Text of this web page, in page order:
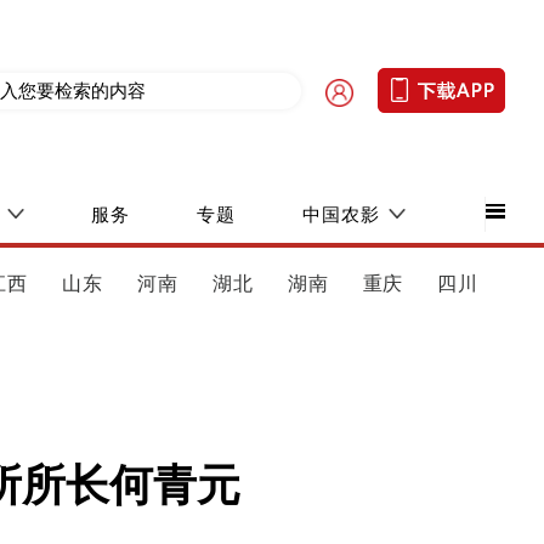
服务 专题 中国农影
西 山东 河南 湖北 湖南 重庆 四川
所长何青元